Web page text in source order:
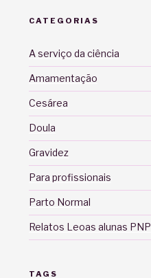
CATEGORIAS
A serviço da ciência
Amamentação
Cesárea
Doula
Gravidez
Para profissionais
Parto Normal
Relatos Leoas alunas PNP
TAGS